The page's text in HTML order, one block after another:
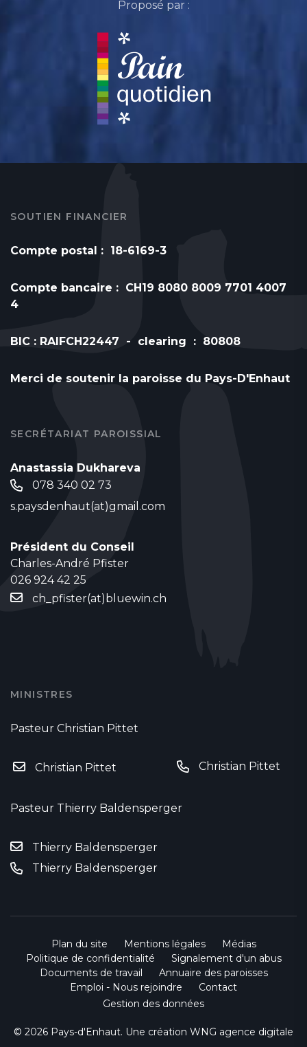
Proposé par :
SOUTIEN FINANCIER
Compte postal : 18-6169-3
Compte bancaire : CH19 8080 8009 7701 4007
4
BIC : RAIFCH22447 - clearing : 80808
Merci de soutenir la paroisse du Pays-D'Enhaut
SECRÉTARIAT PAROISSIAL
Anastassia Dukhareva
078 340 02 73
s.paysdenhaut(at)gmail.com
Président du Conseil
Charles-André Pfister
026 924 42 25
ch_pfister(at)bluewin.ch
MINISTRES
Pasteur Christian Pittet
Christian Pittet Christian Pittet
Pasteur Thierry Baldensperger
Thierry Baldensperger
Thierry Baldensperger
Plan du site Mentions légales
Médias
Politique de confidentialité
Signalement d'un abus
Documents de travail
Annuaire des paroisses
Emploi - Nous rejoindre
Contact
Gestion des données
© 2026 Pays-d'Enhaut. Une création WNG agence digitale